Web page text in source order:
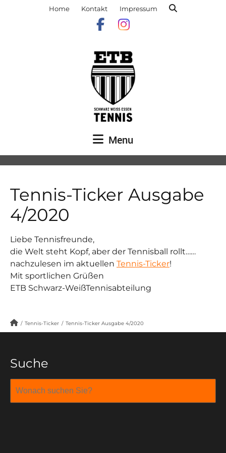
Home Kontakt Impressum
Menu
Tennis-Ticker Ausgabe
4/2020
Liebe Tennisfreunde,
die Welt steht Kopf, aber der Tennisball rollt……
nachzulesen im aktuellen Tennis-Ticker!
Mit sportlichen Grüßen
ETB Schwarz-WeißTennisabteilung
/ Tennis-Ticker / Tennis-Ticker Ausgabe 4/2020
Suche